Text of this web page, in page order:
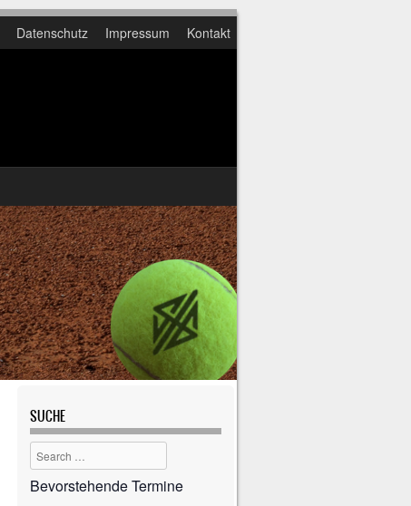
Datenschutz Impressum Kontakt
SUCHE
Search
Bevorstehende Termine